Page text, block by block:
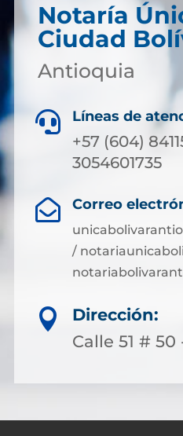
Notaría
Ciudad
Antioquia
 Líneas de
+57 (604)
3054601735
 Correo
/

Dirección:
Calle 51 # 50